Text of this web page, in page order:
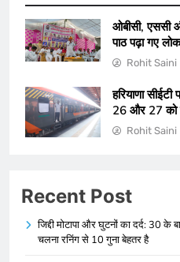
ओबीसी, एससी
पाठ पढ़ा गए
Rohit Saini
हरियाणा
26 और 27 को
Rohit Saini
Recent Post
जिद्दी मोटापा और घुटनों का दर्द: 30 के
चलना रनिंग से 10 गुना बेहतर है